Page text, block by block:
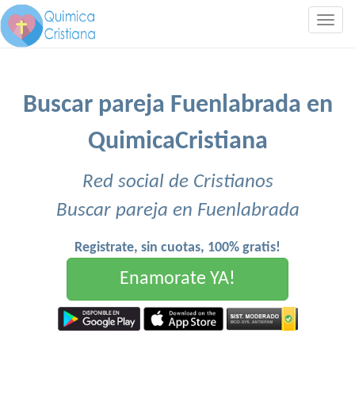
Buscar pareja Fuenlabrada en
QuimicaCristiana
Red social de Cristianos
Buscar pareja en Fuenlabrada
Registrate, sin cuotas, 100% gratis!
Enamorate YA!